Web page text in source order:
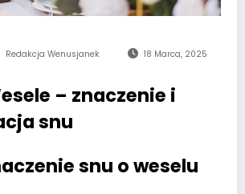
Redakcja Wenusjanek 18 Marca, 2025
– znaczenie i
snu
snu o weselu